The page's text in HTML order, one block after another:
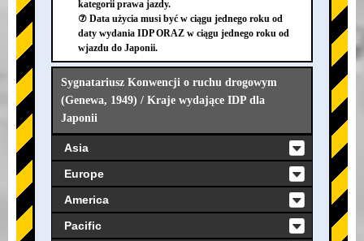
kategorii prawa jazdy.
⑦ Data użycia musi być w ciągu jednego roku od
daty wydania IDP ORAZ w ciągu jednego roku od
wjazdu do Japonii.
Sygnatariusz Konwencji o ruchu drogowym
(Genewa, 1949) / Kraje wydające IDP dla
Japonii
Asia
Europe
America
Pacific